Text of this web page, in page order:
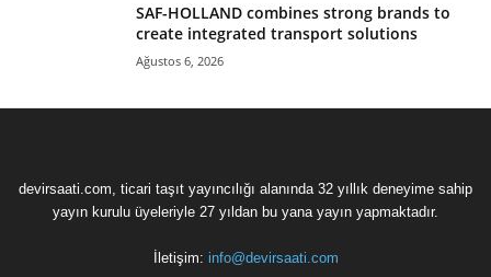
SAF-HOLLAND combines strong brands to
create integrated transport solutions
Ağustos 6, 2026
devirsaati.com, ticari taşıt yayıncılığı alanında 32 yıllık deneyime sahip
yayın kurulu üyeleriyle 27 yıldan bu yana yayın yapmaktadır.
İletişim: info@devirsaati.com